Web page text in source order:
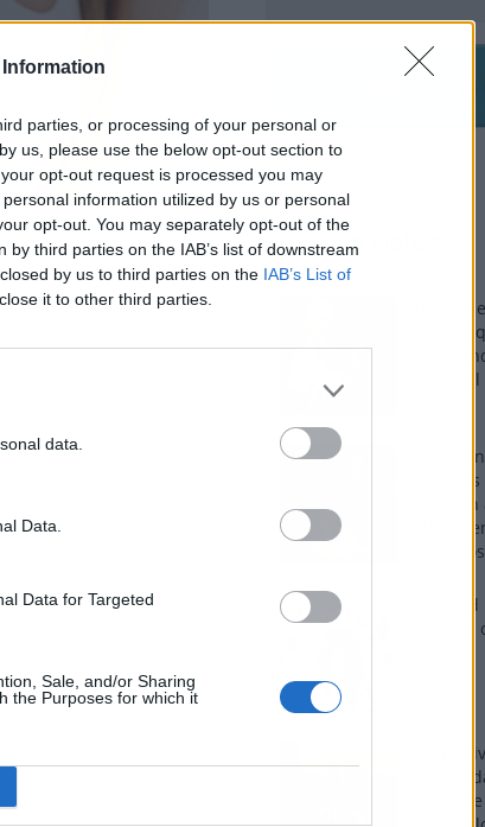
parties, or processing of your personal or
us, please use the below opt-out section to
opt-out request is processed you may
information utilized by us or personal
opt-out. You may separately opt-out of the
third parties on the IAB’s list of downstream
by us to third parties on the IAB’s List of
it to other third parties.
data.
Data.
Data for Targeted
Sale, and/or Sharing
the Purposes for which it
preguntarse el
cosas. El precio de
tratar. Depende
Los más vistos
Tom
Madrid
paso
Fuego
Alfafar
sobre
La
de
euros